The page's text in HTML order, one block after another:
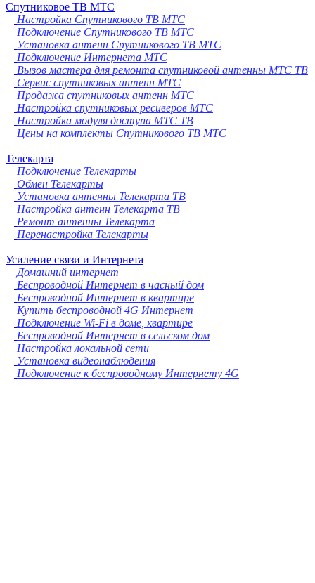
Спутниковое ТВ МТС
Настройка Спутникового ТВ МТС
Подключение Спутникового ТВ МТС
Установка антенн Спутникового ТВ МТС
Подключение Интернета МТС
Вызов мастера для ремонта спутниковой антенны МТС ТВ
Сервис спутниковых антенн МТС
Продажа спутниковых антенн МТС
Настройка спутниковых ресиверов МТС
Настройка модуля доступа МТС ТВ
Цены на комплекты Спутникового ТВ МТС
Телекарта
Подключение Телекарты
Обмен Телекарты
Установка антенны Телекарта ТВ
Настройка антенн Телекарта ТВ
Ремонт антенны Телекарта
Перенастройка Телекарты
Усиление связи и Интернета
Домашний интернет
Беспроводной Интернет в часный дом
Беспроводной Интернет в квартире
Купить беспроводной 4G Интернет
Подключение Wi-Fi в доме, квартире
Беспроводной Интернет в сельском дом
Настройка локальной сети
Установка видеонаблюдения
Подключение к беспроводному Интернету 4G